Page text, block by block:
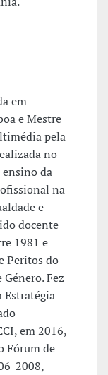
em
e Mestre
pela
no
ensino da
na
e
docente
1981 e
Peritos do
Fez
Estratégia
em 2016,
Fórum de
2008,